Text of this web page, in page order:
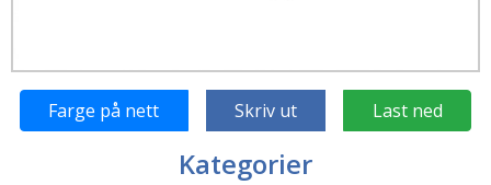
Farge på nett Skriv ut Last ned
Kategorier